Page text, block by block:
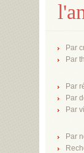
Par
Par
Par
Par
Par
Par